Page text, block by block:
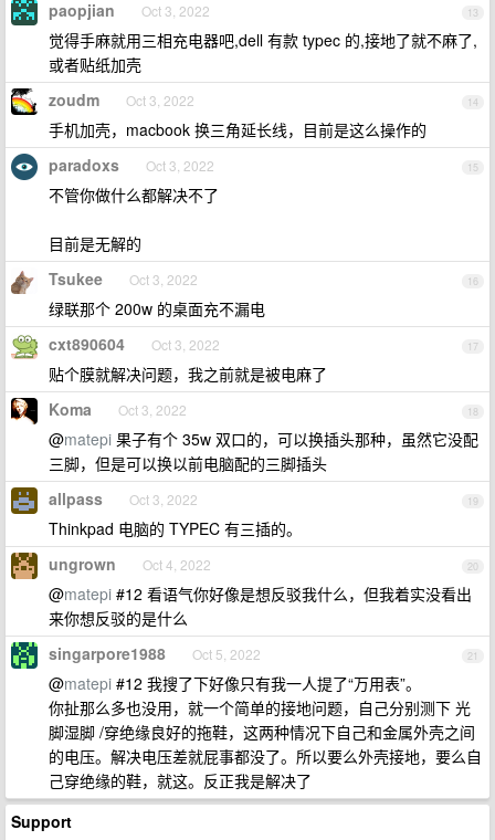
13
paopjian Oct 3, 2022
觉得手麻就用三相充电器吧,dell 有款 typec 的,接地了就不麻了,
或者贴纸加壳
14
zoudm Oct 3, 2022
手机加壳，macbook 换三角延长线，目前是这么操作的
15
paradoxs Oct 3, 2022
不管你做什么都解决不了
目前是无解的
16
Tsukee Oct 3, 2022
绿联那个 200w 的桌面充不漏电
17
cxt890604 Oct 3, 2022
贴个膜就解决问题，我之前就是被电麻了
18
Koma Oct 3, 2022
@matepi 果子有个 35w 双口的，可以换插头那种，虽然它没配
三脚，但是可以换以前电脑配的三脚插头
19
allpass Oct 3, 2022
Thinkpad 电脑的 TYPEC 有三插的。
20
ungrown Oct 4, 2022
@matepi #12 看语气你好像是想反驳我什么，但我着实没看出
来你想反驳的是什么
21
singarpore1988 Oct 5, 2022
@matepi #12 我搜了下好像只有我一人提了“万用表”。
你扯那么多也没用，就一个简单的接地问题，自己分别测下 光
脚湿脚 /穿绝缘良好的拖鞋，这两种情况下自己和金属外壳之间
的电压。解决电压差就屁事都没了。所以要么外壳接地，要么自
己穿绝缘的鞋，就这。反正我是解决了
Support